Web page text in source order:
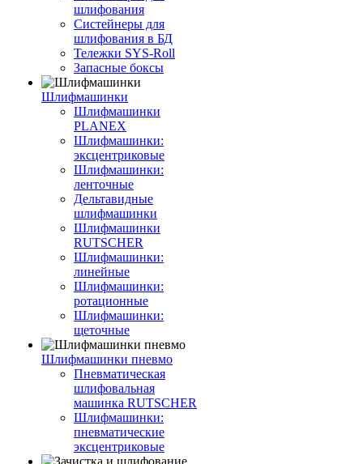
шлифования
Систейнеры для
шлифования в БД
Тележки SYS-Roll
Запасные боксы
Шлифмашинки
Шлифмашинки
PLANEX
Шлифмашинки:
эксцентриковые
Шлифмашинки:
ленточные
Дельтавидные
шлифмашинки
Шлифмашинки
RUTSCHER
Шлифмашинки:
линейные
Шлифмашинки:
ротационные
Шлифмашинки:
щеточные
Шлифмашинки пневмо
Пневматическая
шлифовальная
машинка RUTSCHER
Шлифмашинки:
пневматические
эксцентриковые